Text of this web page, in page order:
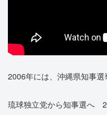
2006年には、沖縄県知事選
琉球独立党から知事選へ